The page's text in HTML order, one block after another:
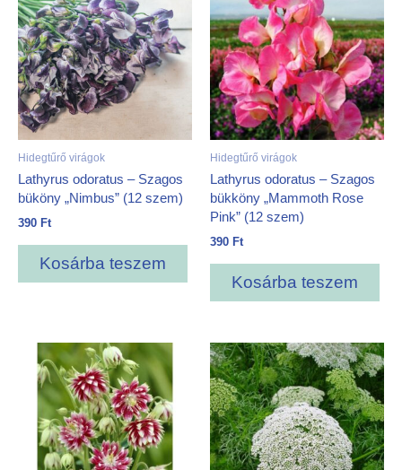
Hidegtűrő virágok
Lathyrus odoratus – Szagos
büköny „Nimbus” (12 szem)
390 Ft
Kosárba teszem
Hidegtűrő virágok
Lathyrus odoratus – Szagos
bükköny „Mammoth Rose
Pink” (12 szem)
390 Ft
Kosárba teszem